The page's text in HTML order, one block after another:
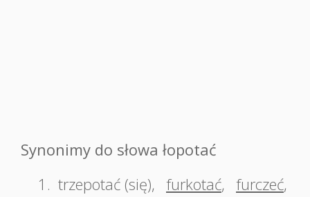
Synonimy do słowa łopotać
1. trzepotać (się), furkotać, furczeć,